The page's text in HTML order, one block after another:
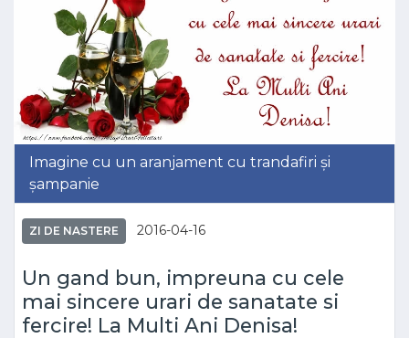
Imagine cu un aranjament cu trandafiri și
șampanie
ZI DE NASTERE 2016-04-16
Un gand bun, impreuna cu cele
mai sincere urari de sanatate si
fercire! La Multi Ani Denisa!